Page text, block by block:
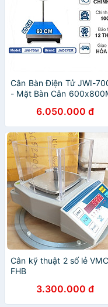
Cân Bàn Điện Tử JWI-
- Mặt Bàn Cân
6.050.000 đ
Cân kỹ thuật 2 số lẻ VMC
FHB
3.300.000 đ